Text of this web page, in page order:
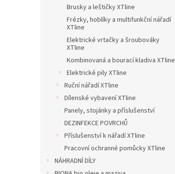
Brusky a leštičky XTline
Frézky, hoblíky a multifunkční nářadí
XTline
Elektrické vrtačky a šroubováky
XTline
Kombinovaná a bourací kladiva XTline
Elektrické pily XTline
Ruční nářadí XTline
Dílenské vybavení XTline
Panely, stojánky a příslušenství
DEZINFEKCE POVRCHŮ
Příslušenství k nářadí XTline
Pracovní ochranné pomůcky XTline
NÁHRADNÍ DÍLY